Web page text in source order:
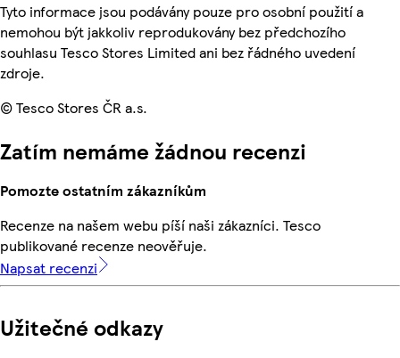
Tyto informace jsou podávány pouze pro osobní použití a
nemohou být jakkoliv reprodukovány bez předchozího
souhlasu Tesco Stores Limited ani bez řádného uvedení
zdroje.
© Tesco Stores ČR a.s.
Zatím nemáme žádnou recenzi
Pomozte ostatním zákazníkům
Recenze na našem webu píší naši zákazníci. Tesco
publikované recenze neověřuje.
Napsat recenzi
Užitečné odkazy